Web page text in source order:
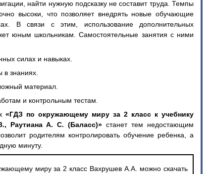
найти нужную подсказку не составит труда. Темпы
высоки, что позволяет внедрять новые обучающие
В связи с этим, использование дополнительных
юным школьникам. Самостоятельные занятия с ними
силах и навыках.
знаниях.
материал.
и контрольным тестам.
«ГДЗ по окружающему миру за 2 класс к учебнику
Раутиана А. С. (Баласс)» станет тем недостающим
родителям контролировать обучение ребенка, а
минуту.
миру за 2 класс Вахрушев А.А. можно скачать